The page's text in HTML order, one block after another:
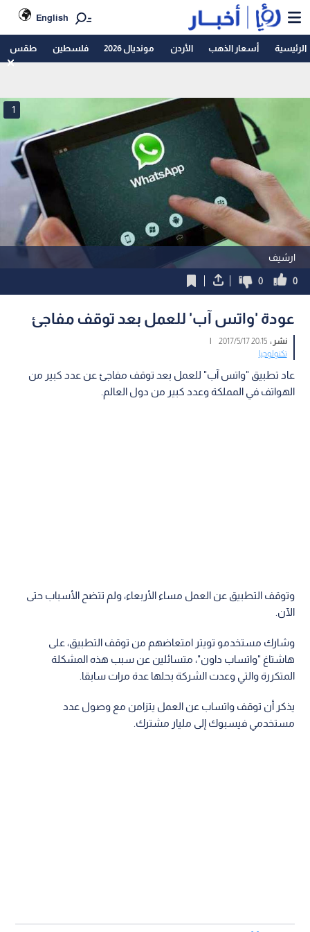
English
الرئيسية أسعار الذهب الأردن مونديال 2026 فلسطين طقس
ارشيف
1
0
0
عودة 'واتس آب' للعمل بعد توقف مفاجئ
نشر :20:15 2017/5/17
|
تكنولوجيا
عاد تطبيق "واتس آب" للعمل بعد توقف مفاجئ عن عدد كبير من
الهواتف في المملكة وعدد كبير من دول العالم.
وتوقف التطبيق عن العمل مساء الأربعاء، ولم تتضح الأسباب حتى
الآن.
وشارك مستخدمو تويتر امتعاضهم من توقف التطبيق، على
هاشتاغ "واتساب داون"، متسائلين عن سبب هذه المشكلة
المتكررة والتي وعدت الشركة بحلها عدة مرات سابقا.
يذكر أن توقف واتساب عن العمل يتزامن مع وصول عدد
مستخدمي فيسبوك إلى مليار مشترك.